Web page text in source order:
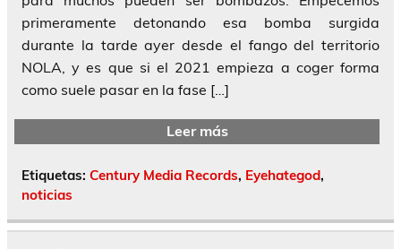
primeramente detonando esa bomba surgida
durante la tarde ayer desde el fango del territorio
NOLA, y es que si el 2021 empieza a coger forma
como suele pasar en la fase […]
Leer más
Etiquetas: Century Media Records, Eyehategod,
noticias